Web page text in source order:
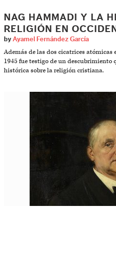
NAG HAMMADI Y LA
RELIGIÓN EN
by Ayamel Fernández García
Además de las dos cicatrices
1945 fue testigo de un
histórica sobre la religión cristiana.